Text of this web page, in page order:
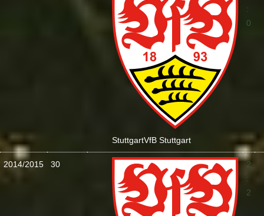
StuttgartVfB Stuttgart
:
0
2014/2015 30
2
:
2